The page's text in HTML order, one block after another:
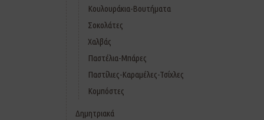
Κουλουράκια-Βουτήματα
Σοκολάτες
Χαλβάς
Παστέλια-Μπάρες
Παστίλιες-Καραμέλες-Τσίχλες
Κομπόστες
Δημητριακά